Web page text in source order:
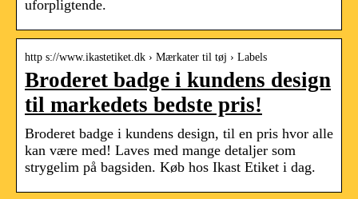
uforpligtende.
http s://www.ikastetiket.dk › Mærkater til tøj › Labels
Broderet badge i kundens design
til markedets bedste pris!
Broderet badge i kundens design, til en pris hvor alle
kan være med! Laves med mange detaljer som
strygelim på bagsiden. Køb hos Ikast Etiket i dag.